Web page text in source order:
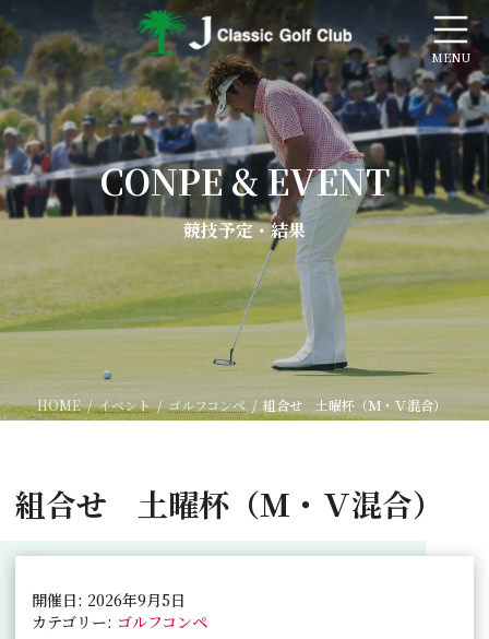
ン
テ
ン
ツ
へ
ス
キ
ッ
プ
ビ
ゲ
ー
シ
ョ
ン
に
移
動
CONPE & EVENT
競技予定・結果
HOME イベント ゴルフコンペ 組合せ 土曜杯（Ｍ・Ｖ混合）
組合せ 土曜杯（Ｍ・Ｖ混合）
開催日: 2026年9月5日
カテゴリー: ゴルフコンペ